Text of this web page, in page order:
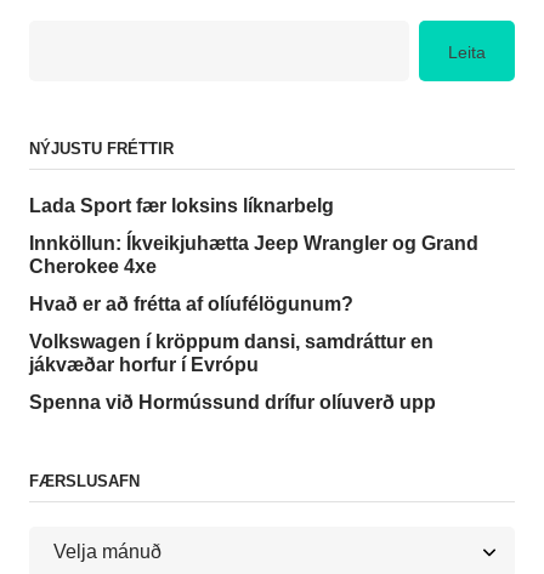
Leita
NÝJUSTU FRÉTTIR
Lada Sport fær loksins líknarbelg
Innköllun: Íkveikjuhætta Jeep Wrangler og Grand
Cherokee 4xe
Hvað er að frétta af olíufélögunum?
Volkswagen í kröppum dansi, samdráttur en
jákvæðar horfur í Evrópu
Spenna við Hormússund drífur olíuverð upp
FÆRSLUSAFN